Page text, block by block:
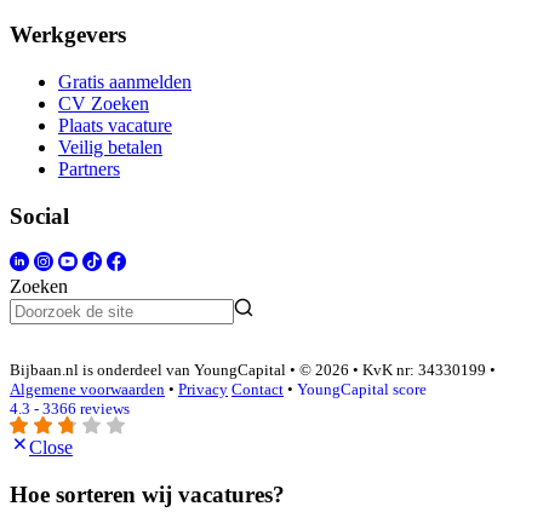
Werkgevers
Gratis aanmelden
CV Zoeken
Plaats vacature
Veilig betalen
Partners
Social
Zoeken
Bijbaan.nl is onderdeel van YoungCapital • © 2026 • KvK nr: 34330199 •
Algemene voorwaarden • Privacy Contact • YoungCapital score
4.3 - 3366 reviews
Close
Hoe sorteren wij vacatures?